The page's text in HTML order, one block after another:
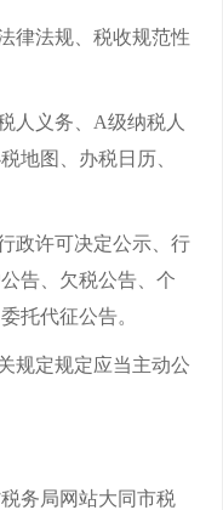
律法规、税收规范性
人义务、A级纳税人
地图、办税日历、
政许可决定公示、行
告、欠税公告、个
托代征公告。
规定规定应当主动公
务局网站大同市税